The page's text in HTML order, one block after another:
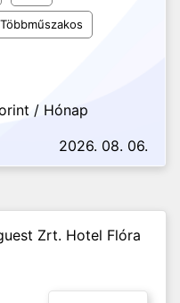
Többműszakos
/ Hónap
2026. 08. 06.
Zrt. Hotel Flóra